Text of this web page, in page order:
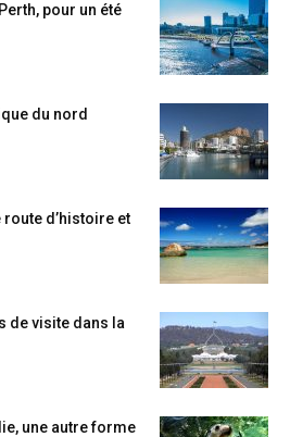
pour un été
du nord
route d’histoire et
de visite dans la
une autre forme